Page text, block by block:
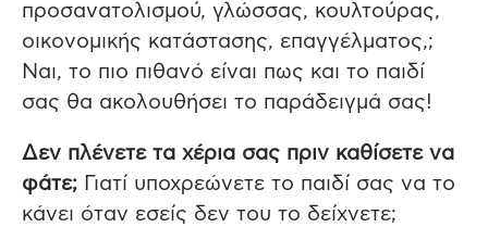
προσανατολισμού, γλώσσας, κουλτούρας,
οικονομικής κατάστασης, επαγγέλματος,;
Ναι, το πιο πιθανό είναι πως και το παιδί
σας θα ακολουθήσει το παράδειγμά σας!
Δεν πλένετε τα χέρια σας πριν καθίσετε να
φάτε; Γιατί υποχρεώνετε το παιδί σας να το
κάνει όταν εσείς δεν του το δείχνετε;